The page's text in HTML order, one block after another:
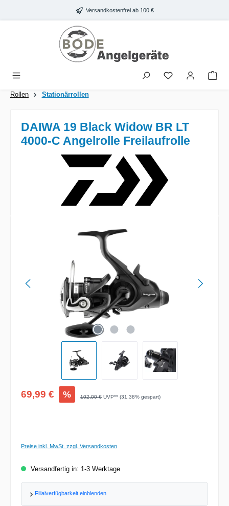
Zum Hauptinhalt springen Versandkostenfrei ab 100 €
Rollen Stationärrollen
DAIWA 19 Black Widow BR LT
4000-C Angelrolle Freilaufrolle
Bildergalerie überspringen
Verkaufspreis:
69,99 € % Regulärer Preis:
102,00 € UVP** (31.38% gespart)
Preise inkl. MwSt. zzgl. Versandkosten
Versandfertig in: 1-3 Werktage
Filialverfügbarkeit einblenden